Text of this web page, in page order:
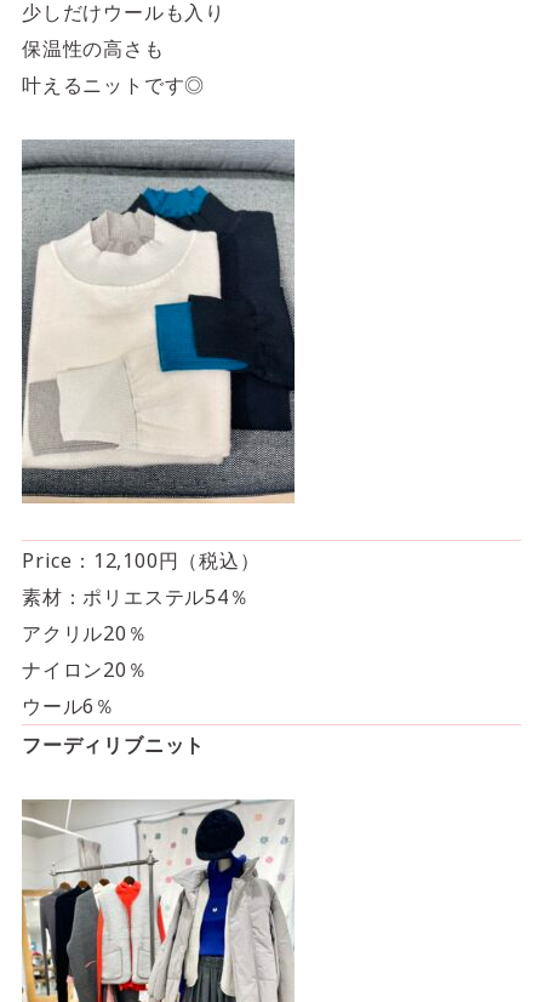
少しだけウールも入り
保温性の高さも
叶えるニットです◎
Price：12,100円（税込）
素材：ポリエステル54％
アクリル20％
ナイロン20％
ウール6％
フーディリブニット